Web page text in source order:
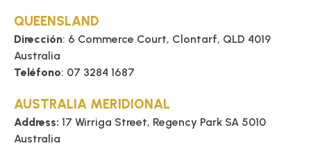
QUEENSLAND
Dirección: 6 Commerce Court, Clontarf, QLD 4019
Australia
Teléfono: 07 3284 1687
AUSTRALIA MERIDIONAL
Address: 17 Wirriga Street, Regency Park SA 5010
Australia